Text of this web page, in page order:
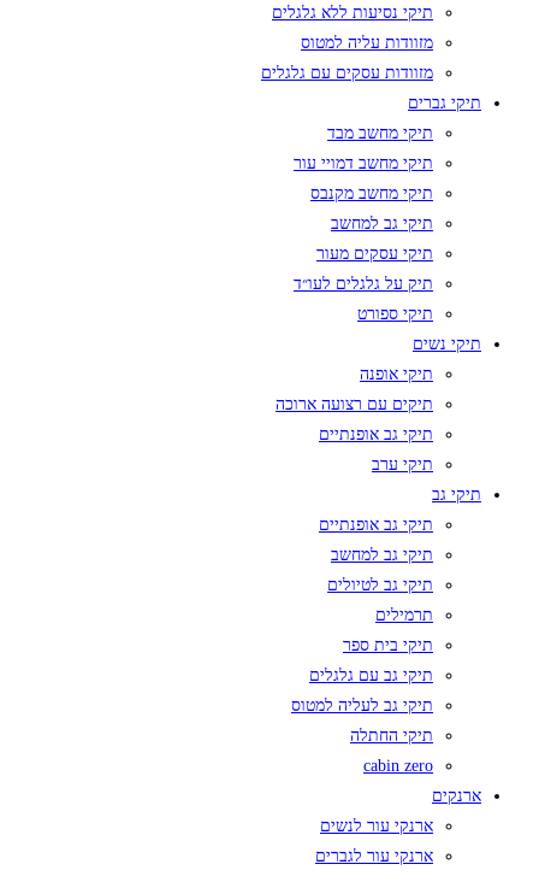
תיקי נסיעות ללא גלגלים
מזוודות עליה למטוס
מזוודות עסקים עם גלגלים
תיקי גברים
תיקי מחשב מבד
תיקי מחשב דמויי עור
תיקי מחשב מקנבס
תיקי גב למחשב
תיקי עסקים מעור
תיק על גלגלים לעו״ד
תיקי ספורט
תיקי נשים
תיקי אופנה
תיקים עם רצועה ארוכה
תיקי גב אופנתיים
תיקי ערב
תיקי גב
תיקי גב אופנתיים
תיקי גב למחשב
תיקי גב לטיולים
תרמילים
תיקי בית ספר
תיקי גב עם גלגלים
תיקי גב לעליה למטוס
תיקי החתלה
cabin zero
ארנקים
ארנקי עור לנשים
ארנקי עור לגברים